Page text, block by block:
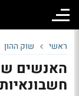
ראשי שוק ההון
האנשים